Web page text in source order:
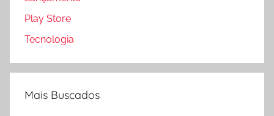
Play Store
Tecnologia
Mais Buscados